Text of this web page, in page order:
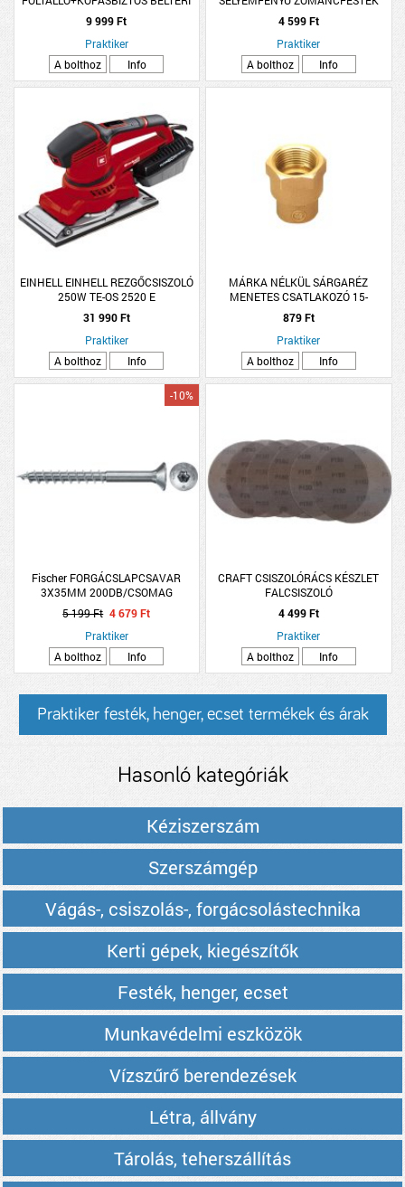
FALFESTÉK 2,5L FEHÉR
9 999 Ft
Praktiker
A bolthoz
Info
0,75L ELEFÁNTCSONT
4 599 Ft
Praktiker
A bolthoz
Info
EINHELL EINHELL REZGŐCSISZOLÓ
250W TE-OS 2520 E
CSISZOLÓPAPÍRRAL
31 990 Ft
Praktiker
A bolthoz
Info
MÁRKA NÉLKÜL SÁRGARÉZ
MENETES CSATLAKOZÓ 15-
1/2&quot; BM
879 Ft
Praktiker
A bolthoz
Info
Fischer FORGÁCSLAPCSAVAR
3X35MM 200DB/CSOMAG
-10%
5 199 Ft 4 679 Ft
Praktiker
A bolthoz
Info
CRAFT CSISZOLÓRÁCS KÉSZLET
FALCSISZOLÓ
4 499 Ft
Praktiker
A bolthoz
Info
Praktiker festék, henger, ecset termékek és árak
Hasonló kategóriák
Kéziszerszám
Szerszámgép
Vágás-, csiszolás-, forgácsolástechnika
Kerti gépek, kiegészítők
Festék, henger, ecset
Munkavédelmi eszközök
Vízszűrő berendezések
Létra, állvány
Tárolás, teherszállítás